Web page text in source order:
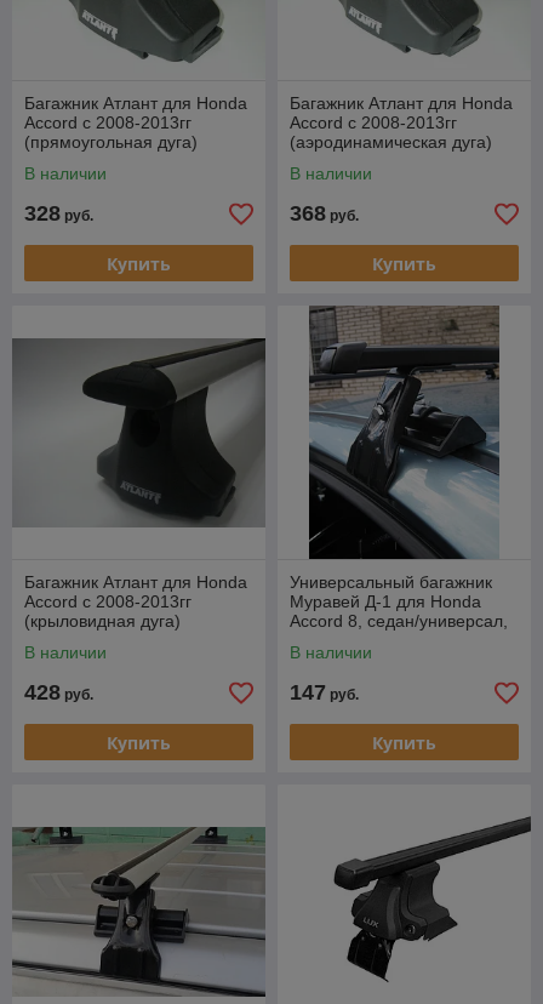
Багажник Атлант для Honda
Accord c 2008-2013гг
(прямоугольная дуга)
В наличии
328 руб.
Купить
Багажник Атлант для Honda
Accord c 2008-2013гг
(аэродинамическая дуга)
В наличии
368 руб.
Купить
Багажник Атлант для Honda
Accord c 2008-2013гг
(крыловидная дуга)
В наличии
428 руб.
Купить
Универсальный багажник
Муравей Д-1 для Honda
Accord 8, седан/универсал,
В наличии
147 руб.
Купить